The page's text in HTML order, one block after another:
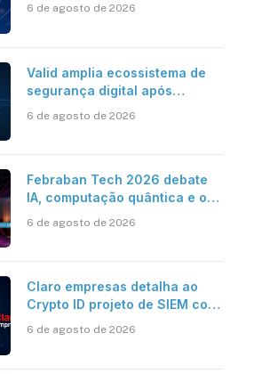
móvel, mas mantém desafio
6 de agosto de 2026
Valid amplia ecossistema de
segurança digital após
6 de agosto de 2026
Febraban Tech 2026 debate
IA, computação quântica e os
bancária
6 de agosto de 2026
Claro empresas detalha ao
Crypto ID projeto de SIEM com
resposta automatizada
6 de agosto de 2026